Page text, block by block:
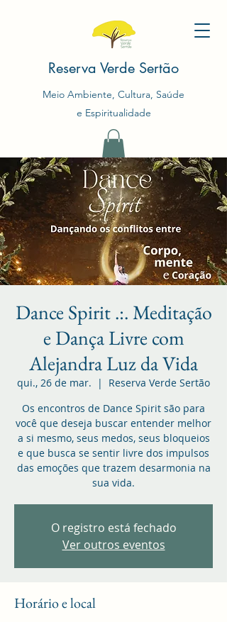
Reserva Verde Sertão
Meio Ambiente, Cultura, Saúde
e Espiritualidade
Dance Spirit .:. Meditação
e Dança Livre com
Alejandra Luz da Vida
qui., 26 de mar.
  |
Reserva Verde Sertão
Os encontros de Dance Spirit são para
você que deseja buscar entender melhor
a si mesmo, seus medos, seus bloqueios
e que busca se sentir livre dos impulsos
das emoções que trazem desarmonia na
sua vida.
O registro está fechado
Ver outros eventos
Horário e local